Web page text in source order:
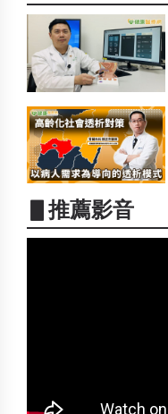
▋推薦影音